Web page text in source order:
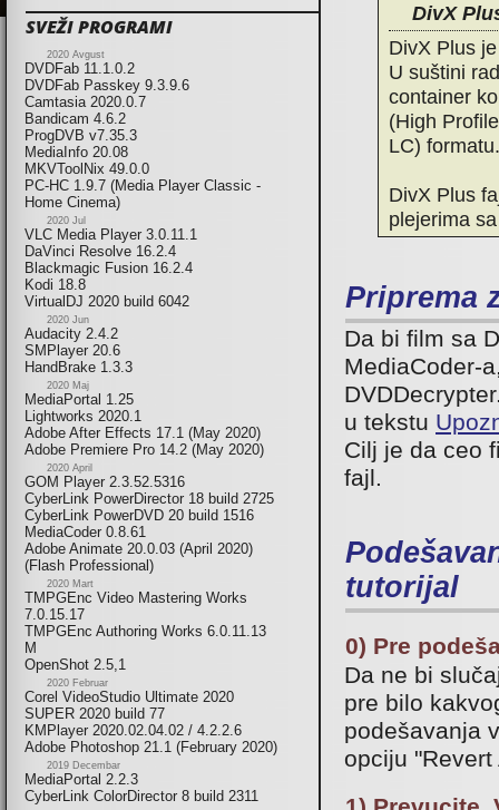
SVEŽI PROGRAMI
2020 Avgust
DVDFab 11.1.0.2
DVDFab Passkey 9.3.9.6
Camtasia 2020.0.7
Bandicam 4.6.2
ProgDVB v7.35.3
MediaInfo 20.08
MKVToolNix 49.0.0
PC-HC 1.9.7 (Media Player Classic -
Home Cinema)
2020 Jul
VLC Media Player 3.0.11.1
DaVinci Resolve 16.2.4
Blackmagic Fusion 16.2.4
Kodi 18.8
VirtualDJ 2020 build 6042
2020 Jun
Audacity 2.4.2
SMPlayer 20.6
HandBrake 1.3.3
2020 Maj
MediaPortal 1.25
Lightworks 2020.1
Adobe After Effects 17.1 (May 2020)
Adobe Premiere Pro 14.2 (May 2020)
2020 April
GOM Player 2.3.52.5316
CyberLink PowerDirector 18 build 2725
CyberLink PowerDVD 20 build 1516
MediaCoder 0.8.61
Adobe Animate 20.0.03 (April 2020)
(Flash Professional)
2020 Mart
TMPGEnc Video Mastering Works
7.0.15.17
TMPGEnc Authoring Works 6.0.11.13
M
OpenShot 2.5,1
2020 Februar
Corel VideoStudio Ultimate 2020
SUPER 2020 build 77
KMPlayer 2020.02.04.02 / 4.2.2.6
Adobe Photoshop 21.1 (February 2020)
2019 Decembar
MediaPortal 2.2.3
CyberLink ColorDirector 8 build 2311
DivX
DivX Plus
U suštini
container
(High
LC) formatu.
DivX Plus
plejerima
Priprema
Da bi film sa
MediaCoder-
u tekstu
Cilj je da ceo
fajl.
tutorijal
0) Pre
Da ne bi
pre bilo
podešavanja
opciju